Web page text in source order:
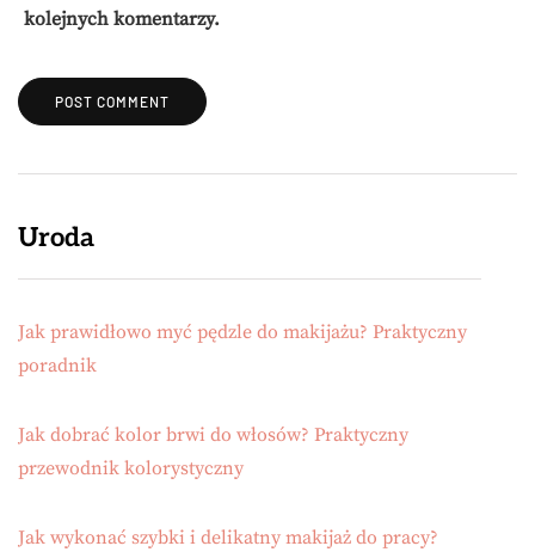
kolejnych komentarzy.
Uroda
Jak prawidłowo myć pędzle do makijażu? Praktyczny
poradnik
Jak dobrać kolor brwi do włosów? Praktyczny
przewodnik kolorystyczny
Jak wykonać szybki i delikatny makijaż do pracy?